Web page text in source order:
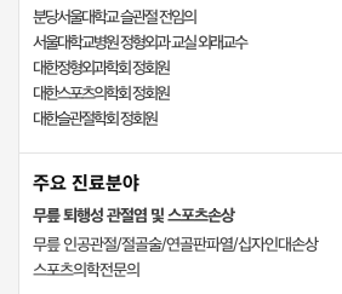
분당서울대학교 슬관절 전임의
서울대학교병원 정형외과 교실 외래교수
대한정형외과학회 정회원
대한스포츠의학회 정회원
대한슬관절학회 정회원
주요 진료분야
무릎 퇴행성 관절염 및 스포츠손상
무릎 인공관절/절골술/연골판파열/십자인대손상
스포츠의학전문의